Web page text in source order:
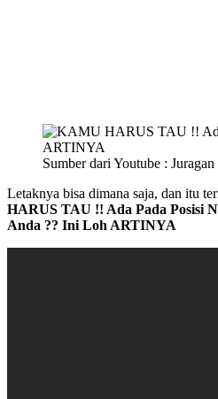
Sumber dari Youtube : Juragan
Letaknya bisa dimana saja, dan itu
HARUS TAU !! Ada Pada Posisi
Anda ?? Ini Loh ARTINYA